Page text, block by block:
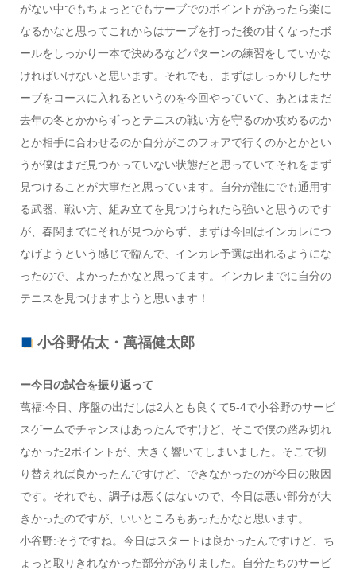
がない中でもちょっとでもサーブでのポイントがあったら楽に
なるかなと思ってこれからはサーブを打った後の甘くなったボ
ールをしっかり一本で決めるなどパターンの練習をしていかな
ければいけないと思います。それでも、まずはしっかりしたサ
ーブをコースに入れるというのを今回やっていて、あとはまだ
去年の冬とかからずっとテニスの戦い方を守るのか攻めるのか
とか相手に合わせるのか自分がこのフォアで行くのかとかとい
うが僕はまだ見つかっていない状態だと思っていてそれをまず
見つけることが大事だと思っています。自分が誰にでも通用す
る武器、戦い方、組み立てを見つけられたら強いと思うのです
が、春関までにそれが見つからず、まずは今回はインカレにつ
なげようという感じで臨んで、インカレ予選は出れるようにな
ったので、よかったかなと思ってます。インカレまでに自分の
テニスを見つけますようと思います！
小谷野佑太・萬福健太郎
ー今日の試合を振り返って
萬福:今日、序盤の出だしは2人とも良くて5-4で小谷野のサービ
スゲームでチャンスはあったんですけど、そこで僕の踏み切れ
なかった2ポイントが、大きく響いてしまいました。そこで切
り替えれば良かったんですけど、できなかったのが今日の敗因
です。それでも、調子は悪くはないので、今日は悪い部分が大
きかったのですが、いいところもあったかなと思います。
小谷野:そうですね。今日はスタートは良かったんですけど、ち
ょっと取りきれなかった部分がありました。自分たちのサービ